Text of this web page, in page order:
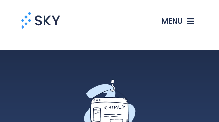
MENU
SEO
SEA
Websites